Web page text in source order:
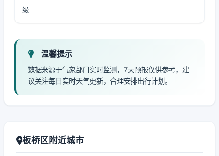
级
温馨提示
数据来源于气象部门实时监测，7天预报仅供参考，建
议关注每日实时天气更新，合理安排出行计划。
板桥区附近城市